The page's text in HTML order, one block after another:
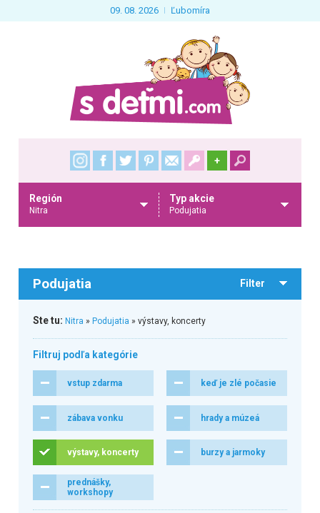
09. 08. 2026 Ľubomíra
+
Región
Nitra
Typ akcie
Podujatia
Podujatia Filter
Ste tu: Nitra » Podujatia » výstavy, koncerty
Filtruj podľa kategórie
vstup zdarma keď je zlé počasie
zábava vonku hrady a múzeá
výstavy, koncerty burzy a jarmoky
prednášky,
workshopy